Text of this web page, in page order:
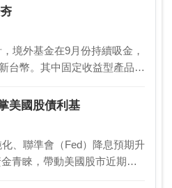
趨樂觀，可採 用柏瑞美利
境外基金在9月份持續吸金，
台幣。其中固定收益型產品淨
型基金則 …
美國股債利基
、聯準會（Fed）降息預期升
青睞，帶動美國股市近期呈